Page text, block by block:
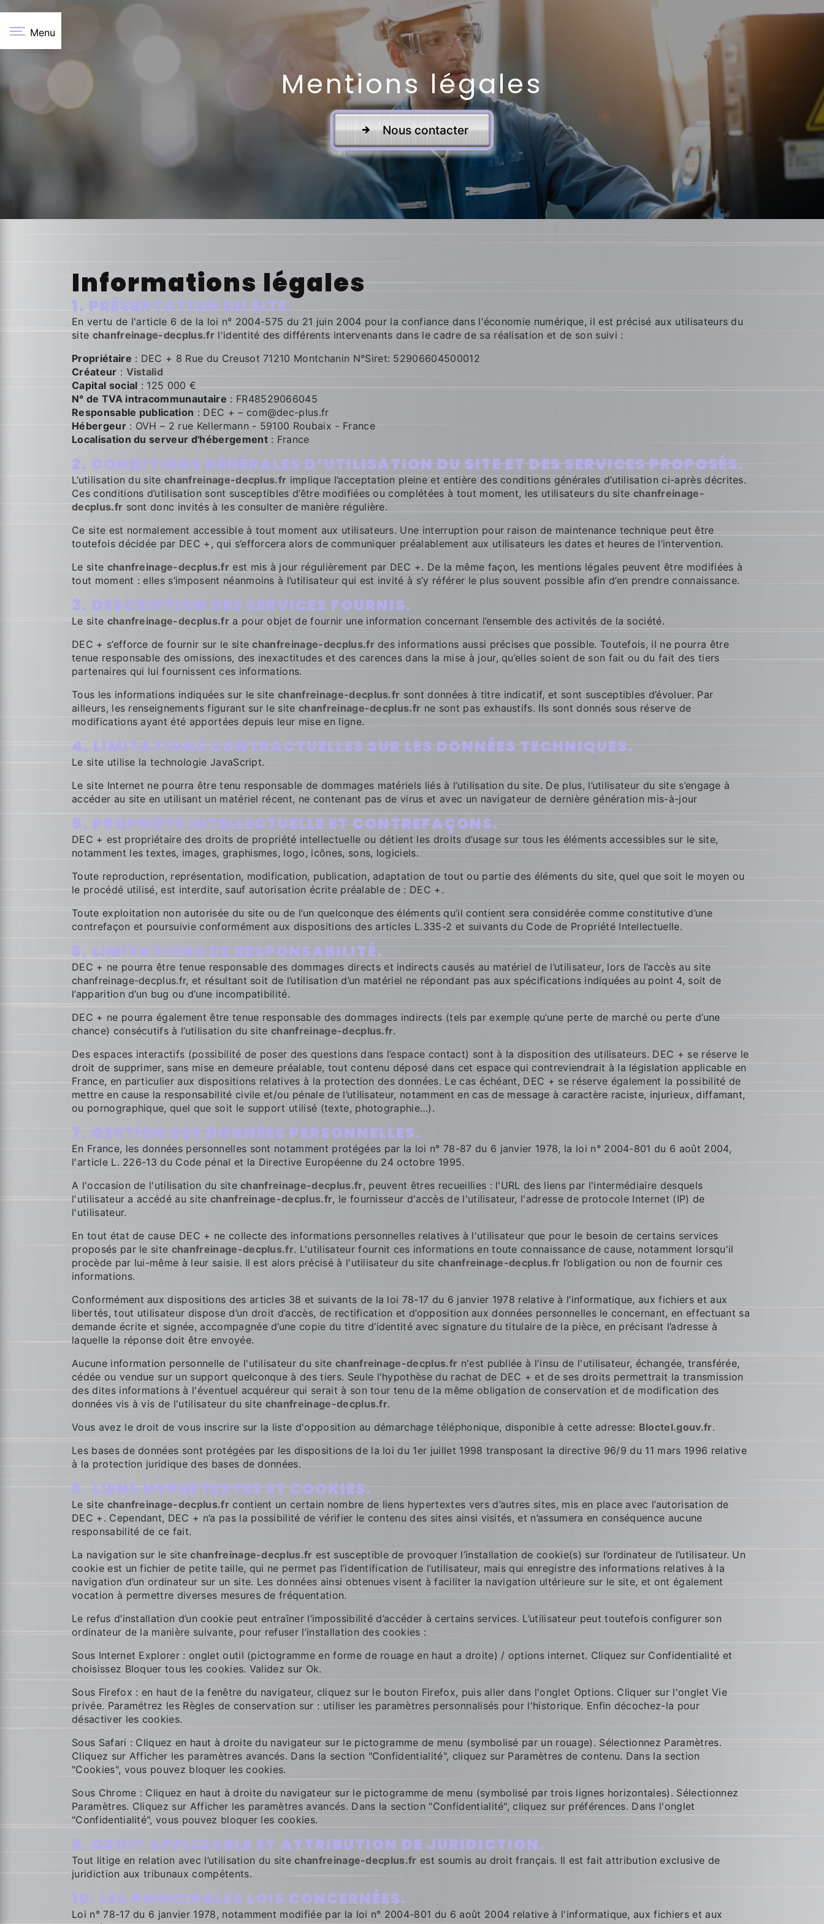
Menu
Mentions légales
Nous contacter
Informations légales
1. PRÉSENTATION DU SITE.
En vertu de l'article 6 de la loi n° 2004-575 du 21 juin 2004 pour la confiance dans l'économie numérique, il est précisé aux utilisateurs du
site chanfreinage-decplus.frl'identité des différents intervenants dans le cadre de sa réalisation et de son suivi :
Propriétaire : DEC + 8 Rue du Creusot 71210 Montchanin N°Siret: 52906604500012
Créateur : Vistalid
Capital social : 125 000 €
N° de TVA intracommunautaire : FR48529066045
Responsable publication : DEC + – com@dec-plus.fr
Hébergeur: OVH – 2 rue Kellermann - 59100 Roubaix - France
Localisation du serveur d'hébergement: France
2. CONDITIONS GÉNÉRALES D’UTILISATION DU SITE ET DES SERVICES PROPOSÉS.
L’utilisation du sitechanfreinage-decplus.fr implique l’acceptation pleine et entière des conditions générales d’utilisation ci-après décrites.
Ces conditions d’utilisation sont susceptibles d’être modifiées ou complétées à tout moment, les utilisateurs du site chanfreinage-
decplus.fr sont donc invités à les consulter de manière régulière.
Ce site est normalement accessible à tout moment aux utilisateurs. Une interruption pour raison de maintenance technique peut être
toutefois décidée par DEC +, qui s’efforcera alors de communiquer préalablement aux utilisateurs les dates et heures de l’intervention.
Le site chanfreinage-decplus.frest mis à jour régulièrement par DEC +. De la même façon, les mentions légales peuvent être modifiées à
tout moment : elles s’imposent néanmoins à l’utilisateur qui est invité à s’y référer le plus souvent possible afin d’en prendre connaissance.
3. DESCRIPTION DES SERVICES FOURNIS.
Le site chanfreinage-decplus.fra pour objet de fournir une information concernant l’ensemble des activités de la société.
DEC + s’efforce de fournir sur le sitechanfreinage-decplus.frdes informations aussi précises que possible. Toutefois, il ne pourra être
tenue responsable des omissions, des inexactitudes et des carences dans la mise à jour, qu’elles soient de son fait ou du fait des tiers
partenaires qui lui fournissent ces informations.
Tous les informations indiquées sur le sitechanfreinage-decplus.fr sont données à titre indicatif, et sont susceptibles d’évoluer. Par
ailleurs, les renseignements figurant sur le sitechanfreinage-decplus.fr ne sont pas exhaustifs. Ils sont donnés sous réserve de
modifications ayant été apportées depuis leur mise en ligne.
4. LIMITATIONS CONTRACTUELLES SUR LES DONNÉES TECHNIQUES.
Le site utilise la technologie JavaScript.
Le site Internet ne pourra être tenu responsable de dommages matériels liés à l’utilisation du site. De plus, l’utilisateur du site s’engage à
accéder au site en utilisant un matériel récent, ne contenant pas de virus et avec un navigateur de dernière génération mis-à-jour
5. PROPRIÉTÉ INTELLECTUELLE ET CONTREFAÇONS.
DEC + est propriétaire des droits de propriété intellectuelle ou détient les droits d’usage sur tous les éléments accessibles sur le site,
notamment les textes, images, graphismes, logo, icônes, sons, logiciels.
Toute reproduction, représentation, modification, publication, adaptation de tout ou partie des éléments du site, quel que soit le moyen ou
le procédé utilisé, est interdite, sauf autorisation écrite préalable de : DEC +.
Toute exploitation non autorisée du site ou de l’un quelconque des éléments qu’il contient sera considérée comme constitutive d’une
contrefaçon et poursuivie conformément aux dispositions des articles L.335-2 et suivants du Code de Propriété Intellectuelle.
6. LIMITATIONS DE RESPONSABILITÉ.
DEC + ne pourra être tenue responsable des dommages directs et indirects causés au matériel de l’utilisateur, lors de l’accès au site
chanfreinage-decplus.fr, et résultant soit de l’utilisation d’un matériel ne répondant pas aux spécifications indiquées au point 4, soit de
l’apparition d’un bug ou d’une incompatibilité.
DEC + ne pourra également être tenue responsable des dommages indirects (tels par exemple qu’une perte de marché ou perte d’une
chance) consécutifs à l’utilisation du sitechanfreinage-decplus.fr.
Des espaces interactifs (possibilité de poser des questions dans l’espace contact) sont à la disposition des utilisateurs. DEC + se réserve le
droit de supprimer, sans mise en demeure préalable, tout contenu déposé dans cet espace qui contreviendrait à la législation applicable en
France, en particulier aux dispositions relatives à la protection des données. Le cas échéant, DEC + se réserve également la possibilité de
mettre en cause la responsabilité civile et/ou pénale de l’utilisateur, notamment en cas de message à caractère raciste, injurieux, diffamant,
ou pornographique, quel que soit le support utilisé (texte, photographie…).
7. GESTION DES DONNÉES PERSONNELLES.
En France, les données personnelles sont notamment protégées par la loi n° 78-87 du 6 janvier 1978, la loi n° 2004-801 du 6 août 2004,
l'article L. 226-13 du Code pénal et la Directive Européenne du 24 octobre 1995.
A l'occasion de l'utilisation du sitechanfreinage-decplus.fr, peuvent êtres recueillies : l'URL des liens par l'intermédiaire desquels
l'utilisateur a accédé au site chanfreinage-decplus.fr, le fournisseur d'accès de l'utilisateur, l'adresse de protocole Internet (IP) de
l'utilisateur.
En tout état de cause DEC + ne collecte des informations personnelles relatives à l'utilisateur que pour le besoin de certains services
proposés par le site chanfreinage-decplus.fr. L'utilisateur fournit ces informations en toute connaissance de cause, notamment lorsqu'il
procède par lui-même à leur saisie. Il est alors précisé à l'utilisateur du site chanfreinage-decplus.fr l’obligation ou non de fournir ces
informations.
Conformément aux dispositions des articles 38 et suivants de la loi 78-17 du 6 janvier 1978 relative à l’informatique, aux fichiers et aux
libertés, tout utilisateur dispose d’un droit d’accès, de rectification et d’opposition aux données personnelles le concernant, en effectuant sa
demande écrite et signée, accompagnée d’une copie du titre d’identité avec signature du titulaire de la pièce, en précisant l’adresse à
laquelle la réponse doit être envoyée.
Aucune information personnelle de l'utilisateur du site chanfreinage-decplus.fr n'est publiée à l'insu de l'utilisateur, échangée, transférée,
cédée ou vendue sur un support quelconque à des tiers. Seule l'hypothèse du rachat de DEC + et de ses droits permettrait la transmission
des dites informations à l'éventuel acquéreur qui serait à son tour tenu de la même obligation de conservation et de modification des
données vis à vis de l'utilisateur du site chanfreinage-decplus.fr.
Vous avez le droit de vous inscrire sur la liste d'opposition au démarchage téléphonique, disponible à cette adresse: Bloctel.gouv.fr.
Les bases de données sont protégées par les dispositions de la loi du 1er juillet 1998 transposant la directive 96/9 du 11 mars 1996 relative
à la protection juridique des bases de données.
8. LIENS HYPERTEXTES ET COOKIES.
Le site chanfreinage-decplus.frcontient un certain nombre de liens hypertextes vers d’autres sites, mis en place avec l’autorisation de
DEC +. Cependant, DEC + n’a pas la possibilité de vérifier le contenu des sites ainsi visités, et n’assumera en conséquence aucune
responsabilité de ce fait.
La navigation sur le sitechanfreinage-decplus.fr est susceptible de provoquer l’installation de cookie(s) sur l’ordinateur de l’utilisateur. Un
cookie est un fichier de petite taille, qui ne permet pas l’identification de l’utilisateur, mais qui enregistre des informations relatives à la
navigation d’un ordinateur sur un site. Les données ainsi obtenues visent à faciliter la navigation ultérieure sur le site, et ont également
vocation à permettre diverses mesures de fréquentation.
Le refus d’installation d’un cookie peut entraîner l’impossibilité d’accéder à certains services. L’utilisateur peut toutefois configurer son
ordinateur de la manière suivante, pour refuser l’installation des cookies :
Sous Internet Explorer : onglet outil (pictogramme en forme de rouage en haut a droite) / options internet. Cliquez sur Confidentialité et
choisissez Bloquer tous les cookies. Validez sur Ok.
Sous Firefox : en haut de la fenêtre du navigateur, cliquez sur le bouton Firefox, puis aller dans l'onglet Options. Cliquer sur l'onglet Vie
privée. Paramétrez les Règles de conservation sur : utiliser les paramètres personnalisés pour l'historique. Enfin décochez-la pour
désactiver les cookies.
Sous Safari : Cliquez en haut à droite du navigateur sur le pictogramme de menu (symbolisé par un rouage). Sélectionnez Paramètres.
Cliquez sur Afficher les paramètres avancés. Dans la section "Confidentialité", cliquez sur Paramètres de contenu. Dans la section
"Cookies", vous pouvez bloquer les cookies.
Sous Chrome : Cliquez en haut à droite du navigateur sur le pictogramme de menu (symbolisé par trois lignes horizontales). Sélectionnez
Paramètres. Cliquez sur Afficher les paramètres avancés. Dans la section "Confidentialité", cliquez sur préférences. Dans l'onglet
"Confidentialité", vous pouvez bloquer les cookies.
9. DROIT APPLICABLE ET ATTRIBUTION DE JURIDICTION.
Tout litige en relation avec l’utilisation du sitechanfreinage-decplus.fr est soumis au droit français. Il est fait attribution exclusive de
juridiction aux tribunaux compétents.
10. LES PRINCIPALES LOIS CONCERNÉES.
Loi n° 78-17 du 6 janvier 1978, notamment modifiée par la loi n° 2004-801 du 6 août 2004 relative à l'informatique, aux fichiers et aux
Panneau de gestion des cookies